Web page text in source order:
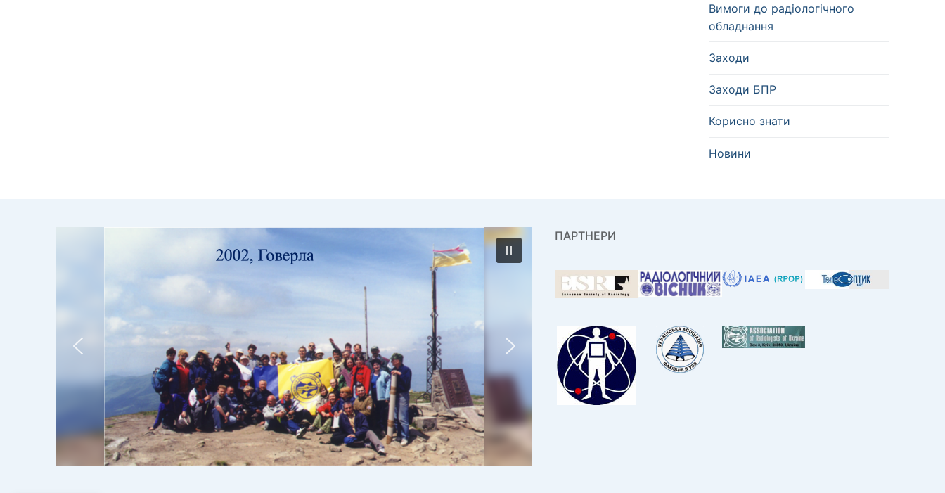
Вимоги до радіологічного
обладнання
Заходи
Заходи БПР
Корисно знати
Новини
ПАРТНЕРИ